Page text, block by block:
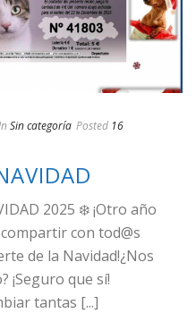
Sin categoría Posted 16
2025 ❄️ ¡Otro año
con tod@s
de la Navidad!¿Nos
¡Seguro que sí!
tantas [...]